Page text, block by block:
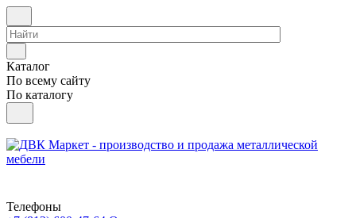
Каталог
По всему сайту
По каталогу
Телефоны